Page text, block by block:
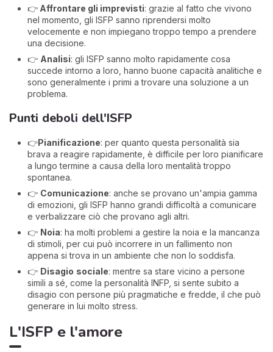
👉 Affrontare gli imprevisti: grazie al fatto che vivono
nel momento, gli ISFP sanno riprendersi molto
velocemente e non impiegano troppo tempo a prendere
una decisione.
👉 Analisi: gli ISFP sanno molto rapidamente cosa
succede intorno a loro, hanno buone capacità analitiche e
sono generalmente i primi a trovare una soluzione a un
problema.
Punti deboli dell'ISFP
👉Pianificazione: per quanto questa personalità sia
brava a reagire rapidamente, è difficile per loro pianificare
a lungo termine a causa della loro mentalità troppo
spontanea.
👉 Comunicazione: anche se provano un'ampia gamma
di emozioni, gli ISFP hanno grandi difficoltà a comunicare
e verbalizzare ciò che provano agli altri.
👉 Noia: ha molti problemi a gestire la noia e la mancanza
di stimoli, per cui può incorrere in un fallimento non
appena si trova in un ambiente che non lo soddisfa.
👉 Disagio sociale: mentre sa stare vicino a persone
simili a sé, come la personalità INFP, si sente subito a
disagio con persone più pragmatiche e fredde, il che può
generare in lui molto stress.
L'ISFP e l'amore